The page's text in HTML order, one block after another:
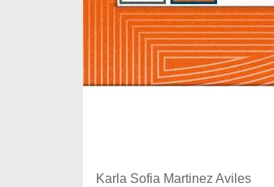
Karla Sofia Martinez Aviles